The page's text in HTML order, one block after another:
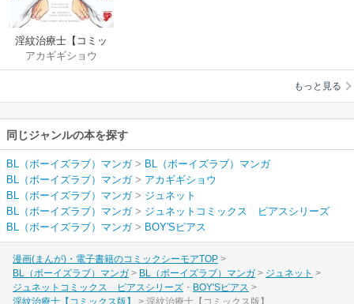
淫紋治療士【コミッ
クス版】
アカギギショウ
もっと見る
同じジャンルの本を探す
BL（ボーイズラブ）マンガ> BL（ボーイズラブ）マンガ
BL（ボーイズラブ）マンガ> アカギギショウ
BL（ボーイズラブ）マンガ> ジュネット
BL（ボーイズラブ）マンガ> ジュネットコミックス ピアスシリーズ
BL（ボーイズラブ）マンガ> BOY'Sピアス
漫画(まんが)・電子書籍のコミックシーモアTOP
BL（ボーイズラブ）マンガ
BL（ボーイズラブ）マンガ
ジュネット
ジュネットコミックス ピアスシリーズ
BOY'Sピアス
淫紋治療士【コミックス版】
淫紋治療士【コミックス版】